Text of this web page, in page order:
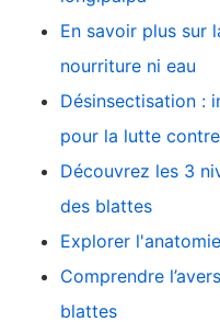
En savoir plus sur
nourriture ni eau
Désinsectisation :
pour la lutte
Découvrez les 3
des blattes
Explorer
Comprendre
blattes